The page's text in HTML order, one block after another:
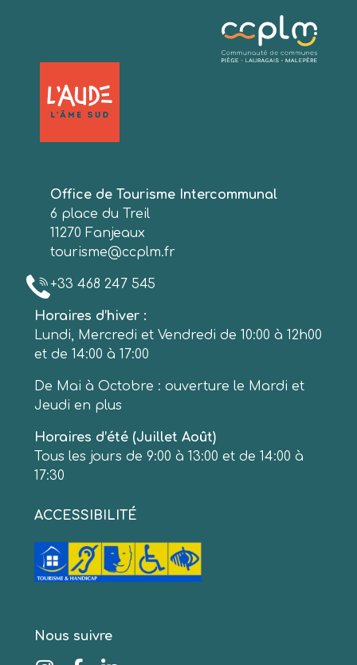
Office de Tourisme Intercommunal
6 place du Treil
11270 Fanjeaux
tourisme@ccplm.fr
+33 468 247 545
Horaires d’hiver :
Lundi, Mercredi et Vendredi de 10:00 à 12h00
et de 14:00 à 17:00
De Mai à Octobre : ouverture le Mardi et
Jeudi en plus
Horaires d’été (Juillet Août)
Tous les jours de 9:00 à 13:00 et de 14:00 à
17:30
ACCESSIBILITÉ
Nous suivre